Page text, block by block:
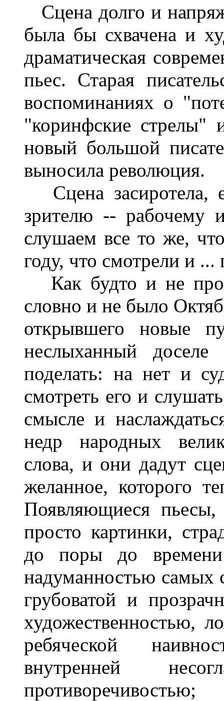
Сцена долго и
была бы схвачена и
драматическая
пьес. Старая
воспоминаниях о
"коринфские стрелы"
новый большой
выносила революция.
Сцена засиротела,
зрителю -- рабочему
слушаем все то же,
году, что смотрели и
Как будто и не
словно и не было
открывшего новые
неслыханный
поделать: на нет и
смотреть его и
смысле и
недр народных
слова, и они дадут
желанное, которого
Появляющиеся
просто картинки,
до поры до времени
надуманностью самых
грубоватой и
художественностью,
ребяческой
внутренней